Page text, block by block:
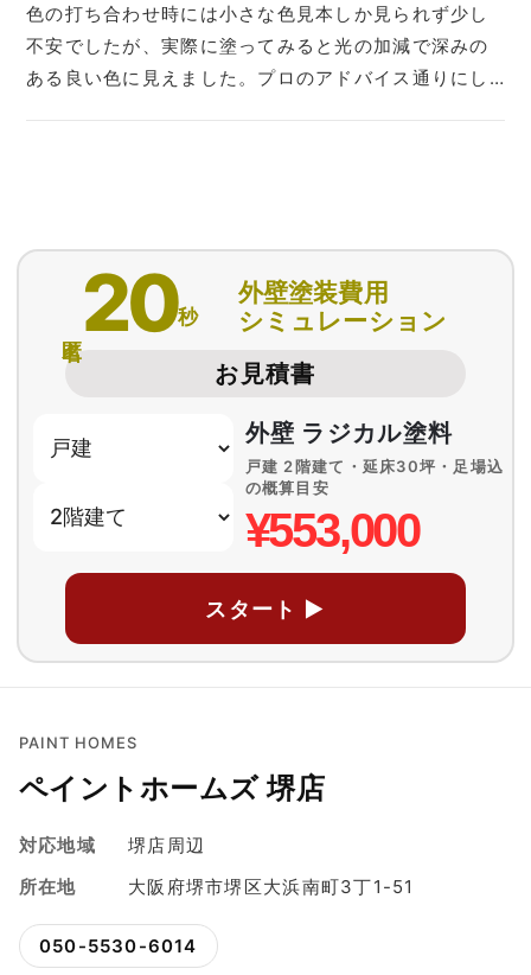
色の打ち合わせ時には小さな色見本しか見られず少し
不安でしたが、実際に塗ってみると光の加減で深みの
ある良い色に見えました。プロのアドバイス通りにし…
20秒
外壁塗装費用
シミュレーション
お見積書
外壁 ラジカル塗料
戸建 2階建て・延床30坪・足場込
の概算目安
¥553,000
スタート ▶
PAINT HOMES
ペイントホームズ 堺店
対応地域
堺店周辺
所在地
大阪府堺市堺区大浜南町3丁1-51
050-5530-6014